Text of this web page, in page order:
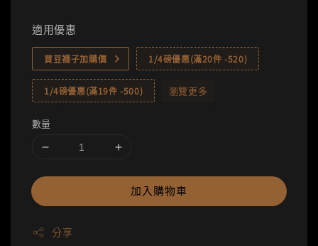
適用優惠
買豆襪子加購價 1/4磅優惠(滿20件 -520)
1/4磅優惠(滿19件 -500) 瀏覽更多
數量
加入購物車
分享